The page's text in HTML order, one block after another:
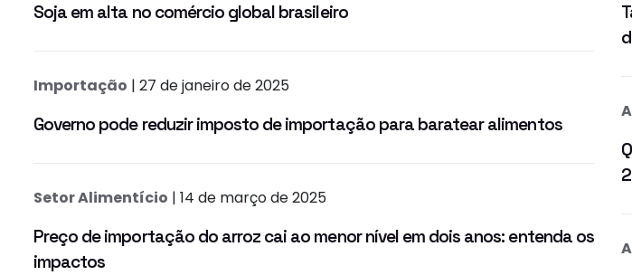
Soja em alta no comércio global brasileiro
Importação | 27 de janeiro de 2025
Governo pode reduzir imposto de importação para baratear alimentos
Setor Alimentício | 14 de março de 2025
Preço de importação do arroz cai ao menor nível em dois anos: entenda os
impactos